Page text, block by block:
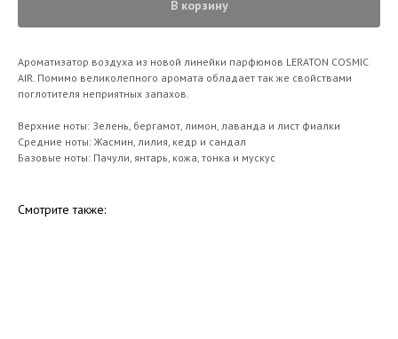
В корзину
Ароматизатор воздуха из новой линейки парфюмов LERATON COSMIC
AIR. Помимо великолепного аромата обладает так же свойствами
поглотителя неприятных запахов.
Верхние ноты: Зелень, бергамот, лимон, лаванда и лист фиалки
Средние ноты: Жасмин, лилия, кедр и сандал
Базовые ноты: Пачули, янтарь, кожа, тонка и мускус
Смотрите также: